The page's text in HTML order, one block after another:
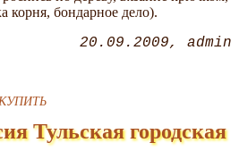
корня, бондарное дело).
20.09.2009 admin
КУПИТЬ
Тульская городская